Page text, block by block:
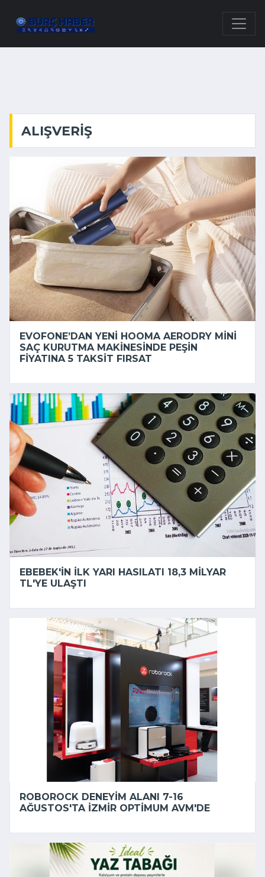
ALIŞVERIŞ
EVOFONE’DAN YENI HOOMA AERODRY MINI
SAÇ KURUTMA MAKINESINDE PEŞIN
FIYATINA 5 TAKSIT FIRSAT
EBEBEK'IN ILK YARI HASILATI 18,3 MILYAR
TL'YE ULAŞTI
ROBOROCK DENEYIM ALANI 7-16
AĞUSTOS'TA İZMIR OPTIMUM AVM'DE